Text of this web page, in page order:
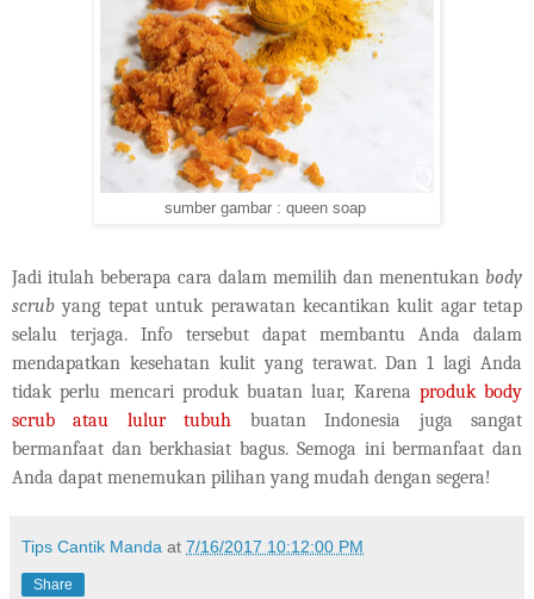
sumber gambar : queen soap
Jadi itulah beberapa cara dalam memilih dan menentukan body
scrub yang tepat untuk perawatan kecantikan kulit agar tetap
selalu terjaga. Info tersebut dapat membantu Anda dalam
mendapatkan kesehatan kulit yang terawat. Dan 1 lagi Anda
tidak perlu mencari produk buatan luar, Karena produk body
scrub atau lulur tubuh buatan Indonesia juga sangat
bermanfaat dan berkhasiat bagus. Semoga ini bermanfaat dan
Anda dapat menemukan pilihan yang mudah dengan segera!
Tips Cantik Manda at 7/16/2017 10:12:00 PM
Share